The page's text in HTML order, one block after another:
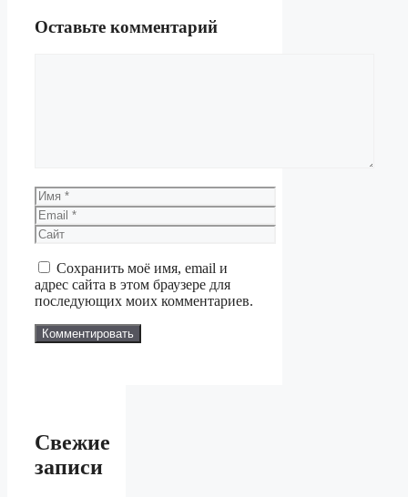
Оставьте комментарий
Имя
Email
Сайт
Сохранить моё имя, email и
адрес сайта в этом браузере для
последующих моих комментариев.
Свежие
записи